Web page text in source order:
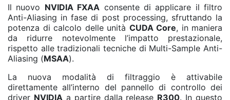
Il nuovo NVIDIA FXAA consente di applicare il filtro
Anti-Aliasing in fase di post processing, sfruttando la
potenza di calcolo delle unità CUDA Core, in maniera
da ridurre notevolmente l’impatto prestazionale,
rispetto alle tradizionali tecniche di Multi-Sample Anti-
Aliasing (MSAA).
La nuova modalità di filtraggio è attivabile
direttamente all’interno del pannello di controllo dei
driver NVIDIAa partire dalla release R300. In questo